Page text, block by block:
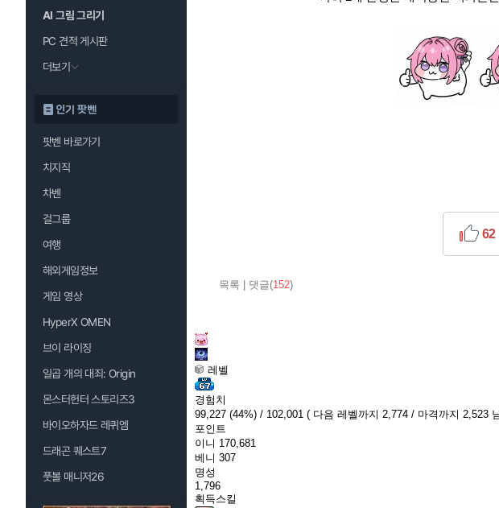
AI 그림 그리기
PC 견적 게시판
더보기
인기 팟벤
팟벤 바로가기
치지직
차벤
걸그룹
여행
해외게임정보
게임 영상
HyperX OMEN
브이 라이징
일곱 개의 대죄: Origin
몬스터헌터 스토리즈3
바이오하자드 레퀴엠
드래곤 퀘스트7
풋볼 매니저26
목록 댓글(152)
62
레벨
경험치
99,227 (44%) / 102,001 ( 다음 레벨까지 2,774 / 마격까지 2,523
포인트
이니 170,681
베니 307
명성
1,796
획득스킬